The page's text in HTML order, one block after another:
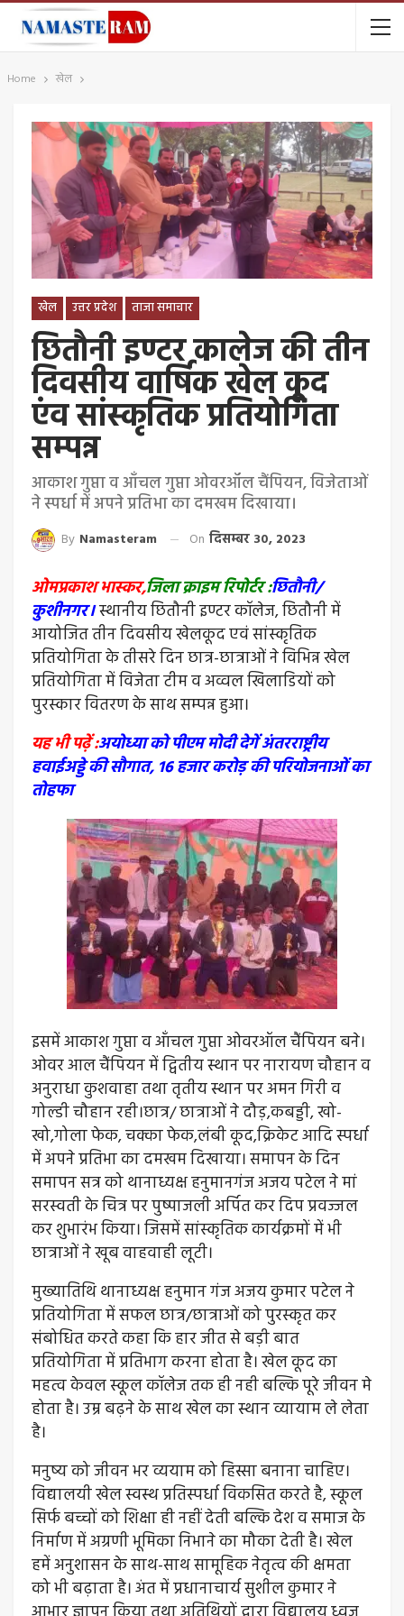
Home खेल
खेल उत्तर प्रदेश ताजा समाचार
छितौनी इण्टर कालेज की तीन
दिवसीय वार्षिक खेल कूद
एंव सांस्कृतिक प्रतियोगिता
सम्पन्न
आकाश गुप्ता व आँचल गुप्ता ओवरऑल चैंपियन, विजेताओं
ने स्पर्धा में अपने प्रतिभा का दमखम दिखाया।
By Namasteram On दिसम्बर 30, 2023
ओमप्रकाश भास्कर,जिला क्राइम रिपोर्टर :छितौनी/
कुशीनगर।स्थानीय छितौनी इण्टर कॉलेज, छितौनी में
आयोजित तीन दिवसीय खेलकूद एवं सांस्कृतिक
प्रतियोगिता के तीसरे दिन छात्र-छात्राओं ने विभिन्न खेल
प्रतियोगिता में विजेता टीम व अव्वल खिलाडियों को
पुरस्कार वितरण के साथ सम्पन्न हुआ।
यह भी पढ़ें :अयोध्या को पीएम मोदी देगें अंतरराष्ट्रीय
हवाईअड्डे की सौगात, 16 हजार करोड़ की परियोजनाओं का
तोहफा
इसमें आकाश गुप्ता व आँचल गुप्ता ओवरऑल चैंपियन बने।
ओवर आल चैंपियन में द्वितीय स्थान पर नारायण चौहान व
अनुराधा कुशवाहा तथा तृतीय स्थान पर अमन गिरी व
गोल्डी चौहान रही।छात्र/ छात्राओं ने दौड़,कबड्डी, खो-
खो,गोला फेक, चक्का फेक,लंबी कूद,क्रिकेट आदि स्पर्धा
में अपने प्रतिभा का दमखम दिखाया। समापन के दिन
समापन सत्र को थानाध्यक्ष हनुमानगंज अजय पटेल ने मां
सरस्वती के चित्र पर पुष्पाजली अर्पित कर दिप प्रवज्जल
कर शुभारंभ किया। जिसमें सांस्कृतिक कार्यक्रमों में भी
छात्राओं ने खूब वाहवाही लूटी।
मुख्यातिथि थानाध्यक्ष हनुमान गंज अजय कुमार पटेल ने
प्रतियोगिता में सफल छात्र/छात्राओं को पुरस्कृत कर
संबोधित करते कहा कि हार जीत से बड़ी बात
प्रतियोगिता में प्रतिभाग करना होता है। खेल कूद का
महत्व केवल स्कूल कॉलेज तक ही नही बल्कि पूरे जीवन मे
होता है। उम्र बढ़ने के साथ खेल का स्थान व्यायाम ले लेता
है।
मनुष्य को जीवन भर व्ययाम को हिस्सा बनाना चाहिए।
विद्यालयी खेल स्वस्थ प्रतिस्पर्धा विकसित करते है, स्कूल
सिर्फ बच्चों को शिक्षा ही नहीं देती बल्कि देश व समाज के
निर्माण में अग्रणी भूमिका निभाने का मौका देती है। खेल
हमें अनुशासन के साथ-साथ सामूहिक नेतृत्व की क्षमता
को भी बढ़ाता है। अंत में प्रधानाचार्य सुशील कुमार ने